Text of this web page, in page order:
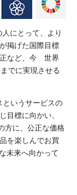
にとって、より
掲げた国際目標
正など、今 世界
でに実現させる
というサービスの
目標に向かい、
方に、公正な価格
を楽しんでお買
未来へ向かって